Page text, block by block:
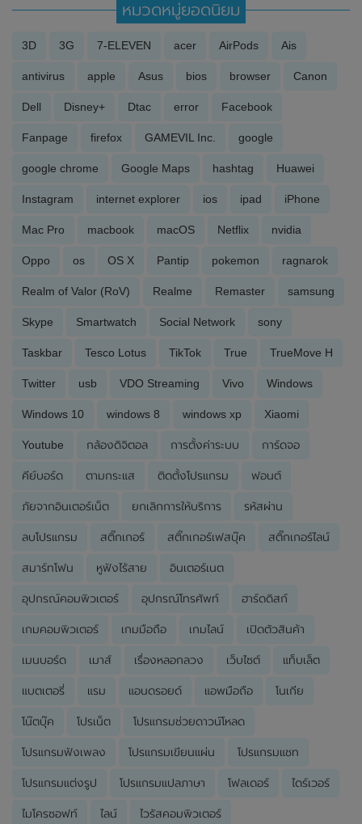
หมวดหมู่ยอดนิยม
3D 3G 7-ELEVEN acer AirPods Ais
antivirus apple Asus bios browser Canon
Dell Disney+ Dtac error Facebook
Fanpage firefox GAMEVIL Inc. google
google chrome Google Maps hashtag Huawei
Instagram internet explorer ios ipad iPhone
Mac Pro macbook macOS Netflix nvidia
Oppo os OS X Pantip pokemon ragnarok
Realm of Valor (RoV) Realme Remaster samsung
Skype Smartwatch Social Network sony
Taskbar Tesco Lotus TikTok True TrueMove H
Twitter usb VDO Streaming Vivo Windows
Windows 10 windows 8 windows xp Xiaomi
Youtube กล้องดิจิตอล การตั้งค่าระบบ การ์ดจอ
คีย์บอร์ด ตามกระแส ติดตั้งโปรแกรม ฟอนต์
ภัยจากอินเตอร์เน็ต ยกเลิกการให้บริการ รหัสผ่าน
ลบโปรแกรม สติ๊กเกอร์ สติ๊กเกอร์เฟสบุ๊ค สติ๊กเกอร์ไลน์
สมาร์ทโฟน หูฟังไร้สาย อินเตอร์เนต
อุปกรณ์คอมพิวเตอร์ อุปกรณ์โทรศัพท์ ฮาร์ดดิสก์
เกมคอมพิวเตอร์ เกมมือถือ เกมไลน์ เปิดตัวสินค้า
เมนบอร์ด เมาส์ เรื่องหลอกลวง เว็บไซต์ แท็บเล็ต
แบตเตอรี่ แรม แอนดรอยด์ แอพมือถือ โนเกีย
โน๊ตบุ๊ค โปรเน็ต โปรแกรมช่วยดาวน์โหลด
โปรแกรมฟังเพลง โปรแกรมเขียนแผ่น โปรแกรมแชท
โปรแกรมแต่งรูป โปรแกรมแปลภาษา โฟลเดอร์ ไดร์เวอร์
ไมโครซอฟท์ ไลน์ ไวรัสคอมพิวเตอร์